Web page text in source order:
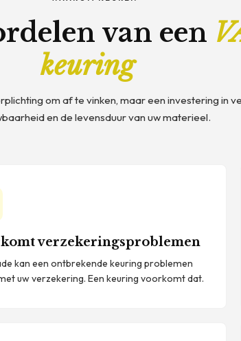
van een
keuring
om af te vinken, maar een investering in
en de levensduur van uw materieel.
verzekeringsproblemen
kan een ontbrekende keuring problemen
uw verzekering. Een keuring voorkomt dat.